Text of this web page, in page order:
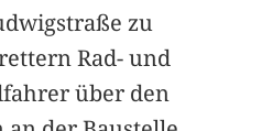
zu
Rad- und
über den